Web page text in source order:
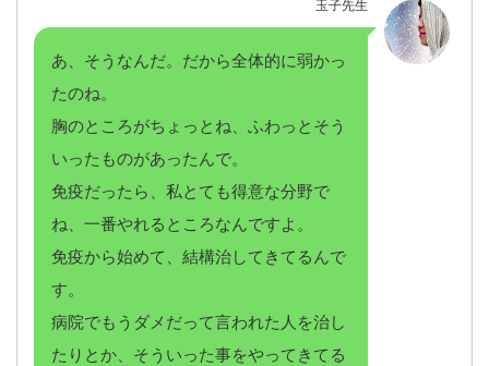
玉子先生
あ、そうなんだ。だから全体的に弱かっ
たのね。
胸のところがちょっとね、ふわっとそう
いったものがあったんで。
免疫だったら、私とても得意な分野で
ね、一番やれるところなんですよ。
免疫から始めて、結構治してきてるんで
す。
病院でもうダメだって言われた人を治し
たりとか、そういった事をやってきてる